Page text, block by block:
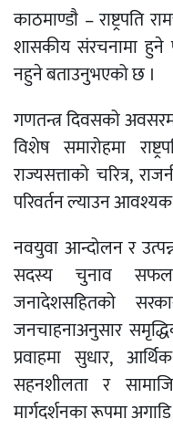
काठमाण्डाै – राष्ट्रपति
शासकीय संरचनामा हुने
नहुने बताउनुभएको छ ।
गणतन्त्र दिवसको
विशेष समारोहमा
राज्यसत्ताको चरित्र,
परिवर्तन ल्याउन
नवयुवा आन्दोलन र
सदस्य चुनाव
जनादेशसहितको
जनचाहनाअनुसार
प्रवाहमा सुधार,
सहनशीलता र
मार्गदर्शनका रूपमा